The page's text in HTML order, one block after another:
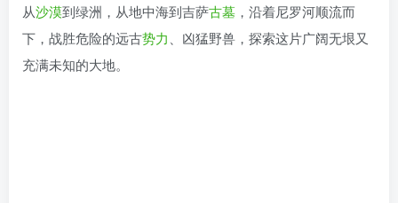
从沙漠到绿洲，从地中海到吉萨古墓 ，沿着尼罗河顺流而
下，战胜危险的远古势力 、凶猛野兽，探索这片广阔无垠又
充满未知的大地。